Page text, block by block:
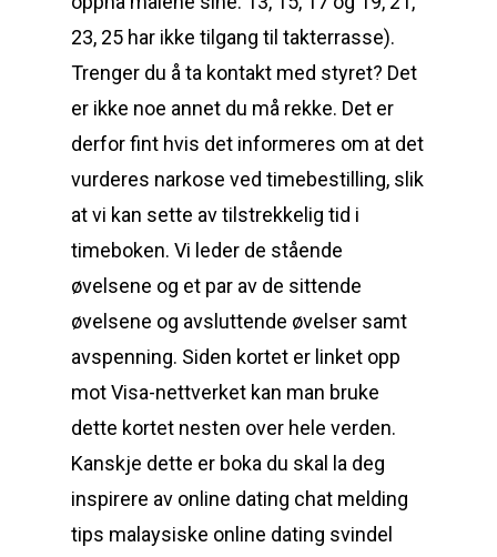
23, 25 har ikke tilgang til takterrasse).
Trenger du å ta kontakt med styret? Det
er ikke noe annet du må rekke. Det er
derfor fint hvis det informeres om at det
vurderes narkose ved timebestilling, slik
at vi kan sette av tilstrekkelig tid i
timeboken. Vi leder de stående
øvelsene og et par av de sittende
øvelsene og avsluttende øvelser samt
avspenning. Siden kortet er linket opp
mot Visa-nettverket kan man bruke
dette kortet nesten over hele verden.
Kanskje dette er boka du skal la deg
inspirere av online dating chat melding
tips malaysiske online dating svindel